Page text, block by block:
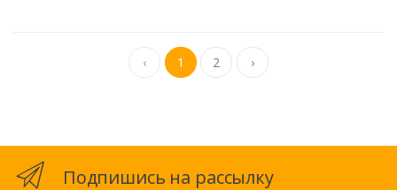
‹ 1 2 ›
Подпишись на рассылку